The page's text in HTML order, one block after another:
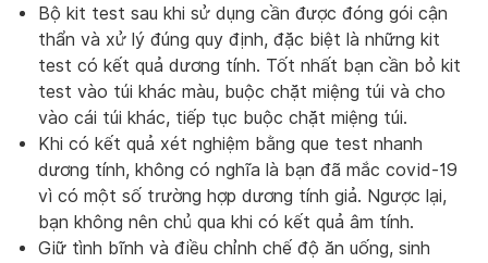
Bộ kit test sau khi sử dụng cần được đóng gói cận
thẩn và xử lý đúng quy định, đặc biệt là những kit
test có kết quả dương tính. Tốt nhất bạn cần bỏ kit
test vào túi khác màu, buộc chặt miệng túi và cho
vào cái túi khác, tiếp tục buộc chặt miệng túi.
Khi có kết quả xét nghiệm bằng que test nhanh
dương tính, không có nghĩa là bạn đã mắc covid-19
vì có một số trường hợp dương tính giả. Ngược lại,
bạn không nên chủ qua khi có kết quả âm tính.
Giữ tình bĩnh và điều chỉnh chế độ ăn uống, sinh